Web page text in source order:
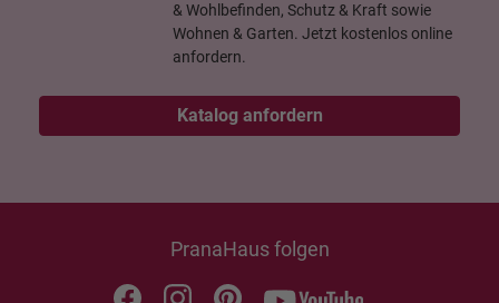
& Wohlbefinden, Schutz & Kraft sowie
Wohnen & Garten. Jetzt kostenlos online
anfordern.
Katalog anfordern
PranaHaus folgen